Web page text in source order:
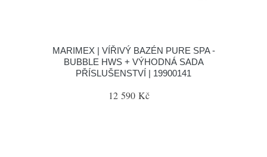
MARIMEX | VÍŘIVÝ BAZÉN PURE SPA -
BUBBLE HWS + VÝHODNÁ SADA
PŘÍSLUŠENSTVÍ | 19900141
12 590 Kč